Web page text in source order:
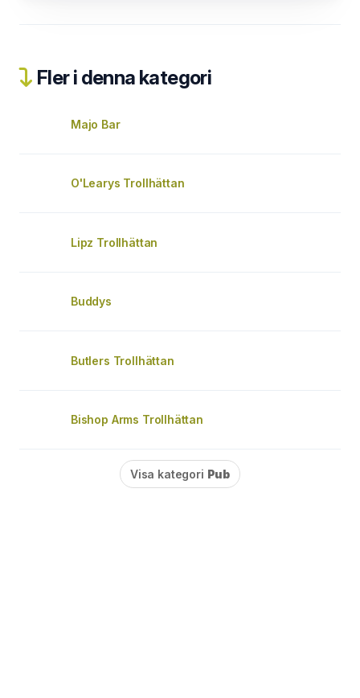
Fler i denna kategori
Majo Bar
O'Learys Trollhättan
Lipz Trollhättan
Buddys
Butlers Trollhättan
Bishop Arms Trollhättan
Visa kategori Pub